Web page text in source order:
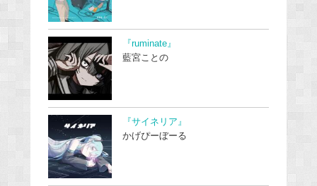
『ruminate』
藍宮ことの
『サイネリア』
かげぴーぼーる